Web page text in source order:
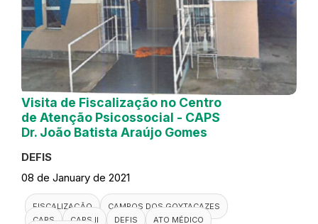
Visita de Fiscalização no Centro
de Atenção Psicossocial - CAPS
Dr. João Batista Araújo Gomes
DEFIS
08 de January de 2021
FISCALIZAÇÃO
CAMPOS DOS GOYTACAZES
CAPS
CAPS II DEFIS ATO MÉDICO